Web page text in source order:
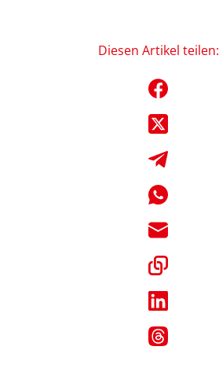
Diesen Artikel teilen: